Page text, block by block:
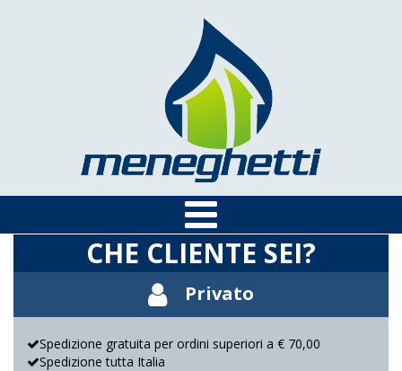
CHE CLIENTE SEI?
Privato
Spedizione gratuita per ordini superiori a € 70,00
Spedizione tutta Italia